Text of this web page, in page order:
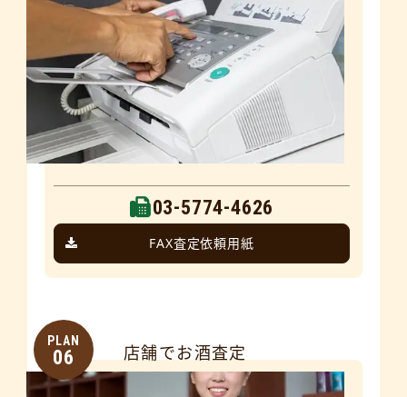
03-5774-4626
FAX査定依頼用紙
PLAN
06 店舗でお酒査定